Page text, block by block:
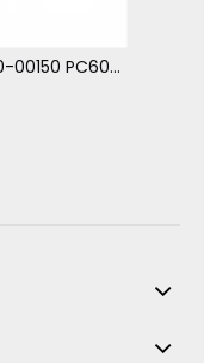
201-70-00150 PC60PN 牙销 小松 PC60-1,2